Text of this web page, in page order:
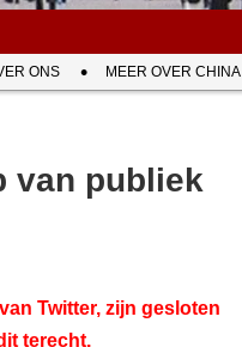
ONS MEER OVER CHINA
van publiek
Twitter, zijn gesloten
terecht.